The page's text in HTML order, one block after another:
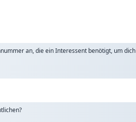
an, die ein Interessent benötigt, um